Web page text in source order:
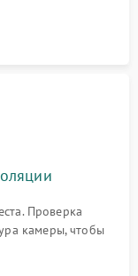
и замена
Проверка
камеры, чтобы
потерю тепла.
шкафа.